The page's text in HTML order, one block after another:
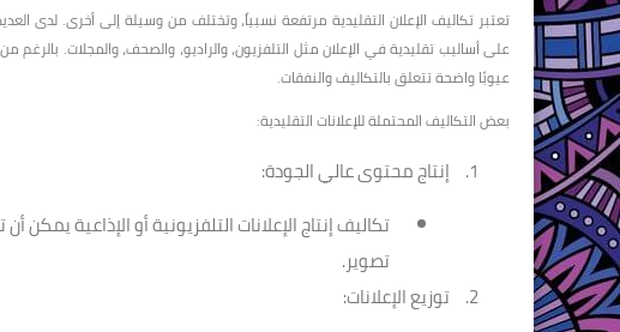
تعتبر تكاليف الإعلان التقليدية مرتفعة نسبياً، وتختلف من وسيلة إلى أخرى. لدى
على أساليب تقليدية في الإعلان مثل التلفزيون، والراديو، والصحف، والمجلات.
عيوبًا واضحة تتعلق بالتكاليف والنفقات.
بعض التكاليف المحتملة للإعلانات التقليدية:
إنتاج محتوى عالي الجودة:
تكاليف إنتاج الإعلانات التلفزيونية أو الإذاعية
تصوير.
توزيع الإعلانات: